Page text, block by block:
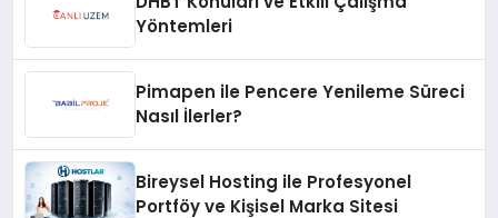
Yöntemleri
Pimapen ile Pencere Yenileme Süreci
Nasıl İlerler?
Bireysel Hosting ile Profesyonel
Portföy ve Kişisel Marka Sitesi